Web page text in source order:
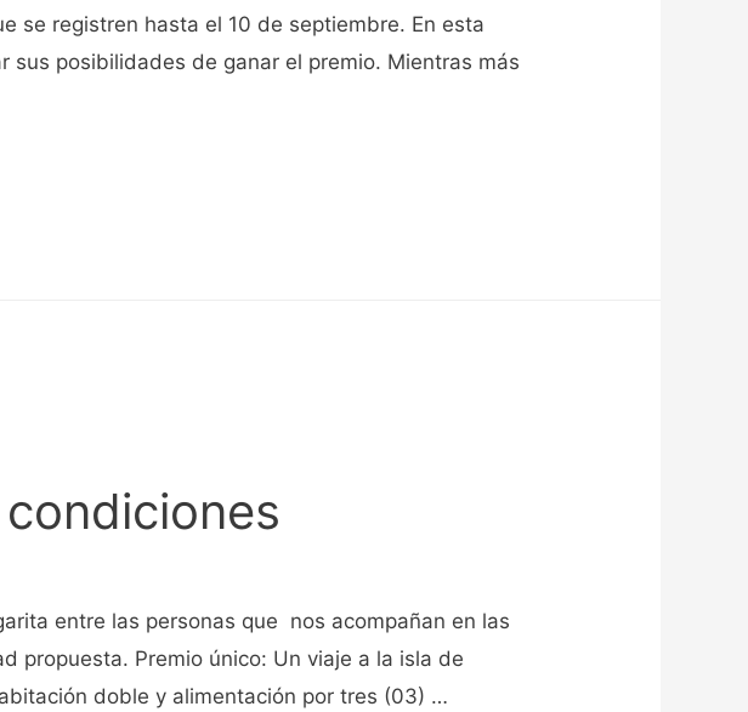
se registren hasta el 10 de septiembre. En esta
posibilidades de ganar el premio. Mientras más
entre las personas que nos acompañan en las
propuesta. Premio único: Un viaje a la isla de
doble y alimentación por tres (03) …